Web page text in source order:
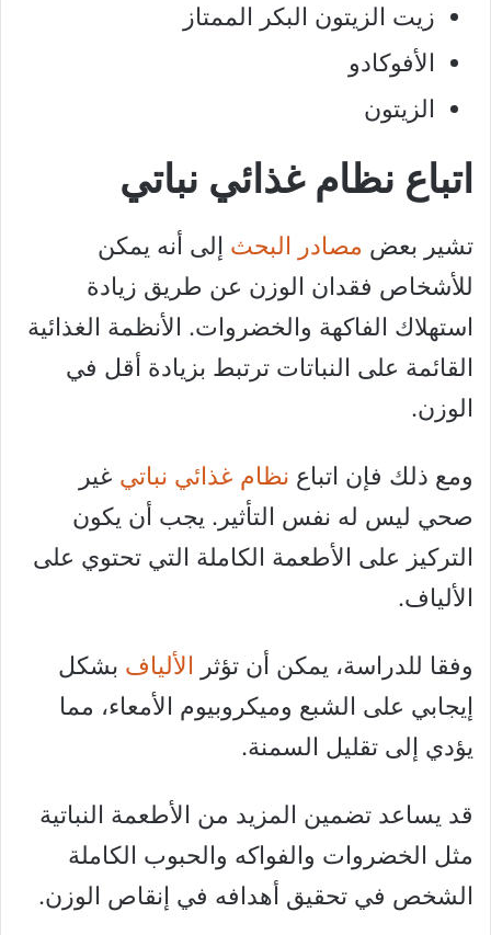
زيت الزيتون البكر الممتاز
الأفوكادو
الزيتون
اتباع نظام غذائي نباتي
تشير بعض مصادر البحث إلى أنه يمكن
للأشخاص فقدان الوزن عن طريق زيادة
استهلاك الفاكهة والخضروات. الأنظمة الغذائية
القائمة على النباتات ترتبط بزيادة أقل في
الوزن.
ومع ذلك فإن اتباع نظام غذائي نباتي غير
صحي ليس له نفس التأثير. يجب أن يكون
التركيز على الأطعمة الكاملة التي تحتوي على
الألياف.
وفقا للدراسة، يمكن أن تؤثر الألياف بشكل
إيجابي على الشبع وميكروبيوم الأمعاء، مما
يؤدي إلى تقليل السمنة.
قد يساعد تضمين المزيد من الأطعمة النباتية
مثل الخضروات والفواكه والحبوب الكاملة
الشخص في تحقيق أهدافه في إنقاص الوزن.